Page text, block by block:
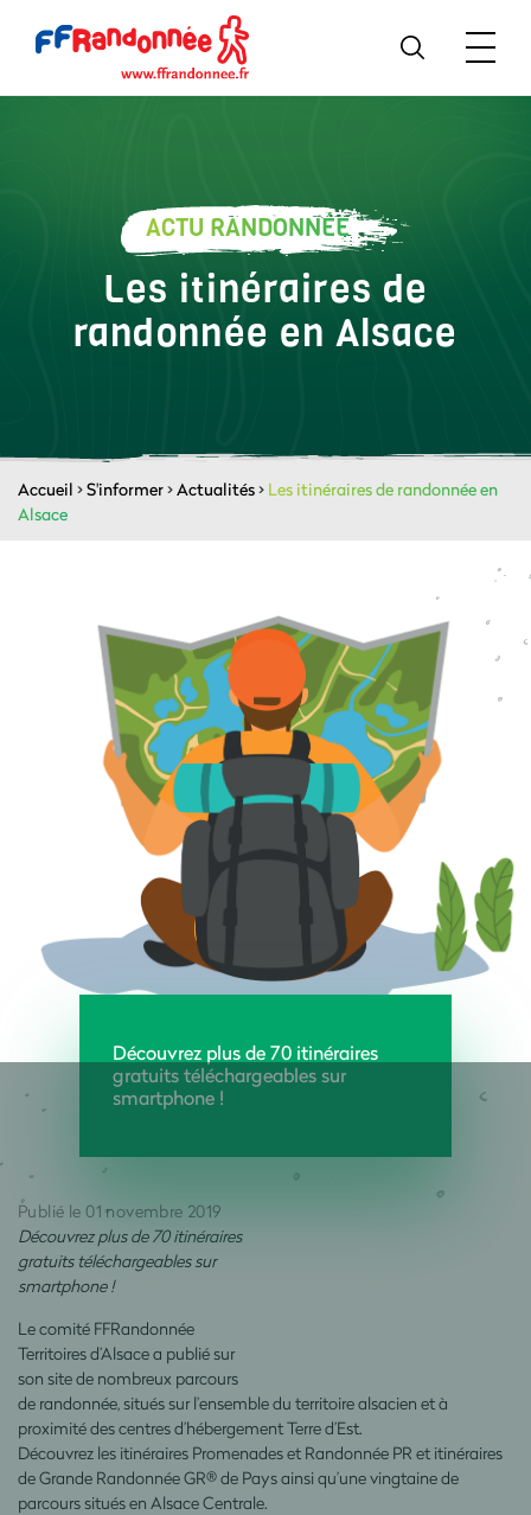
ACTU RANDONNÉE
Les itinéraires de
randonnée en Alsace
Accueil >S'informer>Actualités> Les itinéraires de randonnée en
Alsace
Découvrez plus de 70 itinéraires
gratuits téléchargeables sur
smartphone !
Publié le 01 novembre 2019
Découvrez plus de 70 itinéraires
gratuits téléchargeables sur
smartphone !
Le comité FFRandonnée
Territoires d’Alsace a publié sur
son site de nombreux parcours
de randonnée, situés sur l’ensemble du territoire alsacien et à
proximité des centres d’hébergement Terre d’Est.
Découvrez les itinéraires Promenades et Randonnée PR et itinéraires
de Grande Randonnée GR® de Pays ainsi qu’une vingtaine de
parcours situés en Alsace Centrale.